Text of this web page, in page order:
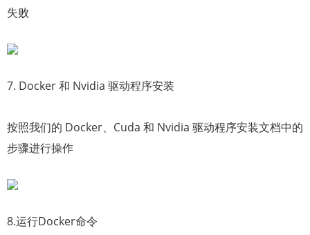
失败
7. Docker 和 Nvidia 驱动程序安装
按照我们的 Docker、Cuda 和 Nvidia 驱动程序安装文档中的
步骤进行操作
8.运行Docker命令